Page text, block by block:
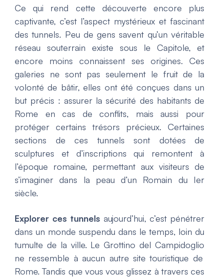
Ce qui rend cette découverte encore plus
captivante, c’est l’aspect mystérieux et fascinant
des tunnels. Peu de gens savent qu’un véritable
réseau souterrain existe sous le Capitole, et
encore moins connaissent ses origines. Ces
galeries ne sont pas seulement le fruit de la
volonté de bâtir, elles ont été conçues dans un
but précis : assurer la sécurité des habitants de
Rome en cas de conflits, mais aussi pour
protéger certains trésors précieux. Certaines
sections de ces tunnels sont dotées de
sculptures et d’inscriptions qui remontent à
l’époque romaine, permettant aux visiteurs de
s’imaginer dans la peau d’un Romain du Ier
siècle.
Explorer ces tunnels aujourd’hui, c’est pénétrer
dans un monde suspendu dans le temps, loin du
tumulte de la ville. LeGrottino del Campidoglio
ne ressemble à aucun autre site touristique de
Rome. Tandis que vous vous glissez à travers ces